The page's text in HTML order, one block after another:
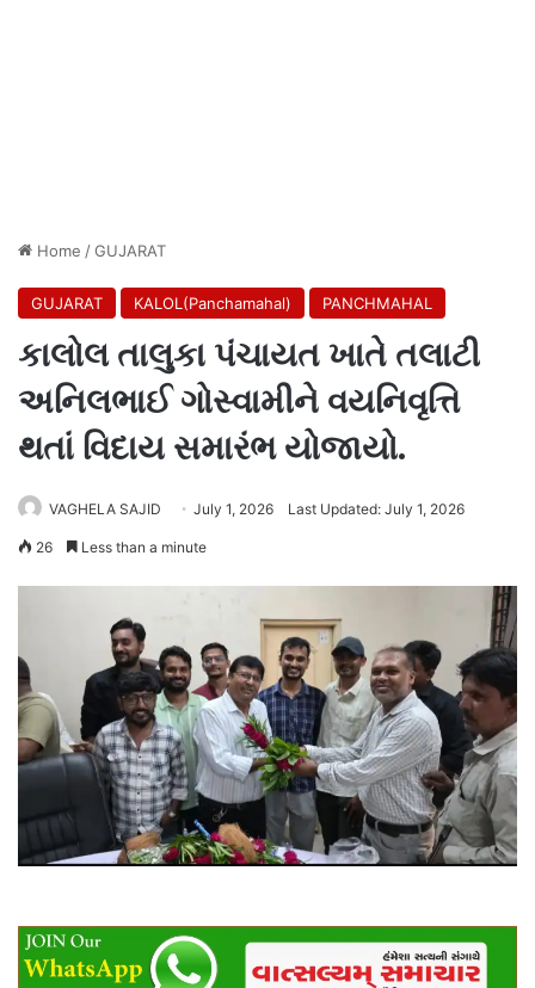
Home /GUJARAT
GUJARAT KALOL(Panchamahal) PANCHMAHAL
કાલોલ તાલુકા પંચાયત ખાતે તલાટી
અનિલભાઈ ગોસ્વામીને વયનિવૃત્તિ
થતાં વિદાય સમારંભ યોજાયો.
VAGHELA SAJID July 1, 2026 Last Updated: July 1, 2026
26 Less than a minute